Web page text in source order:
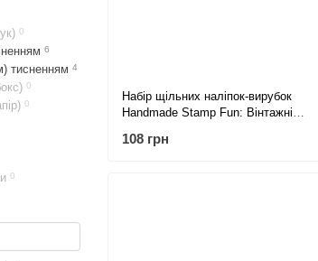
Набір щільних наліпок-вирубок
Handmade Stamp Fun: Вінтажні
108 грн
0
6
тисненням 4
0
0
0